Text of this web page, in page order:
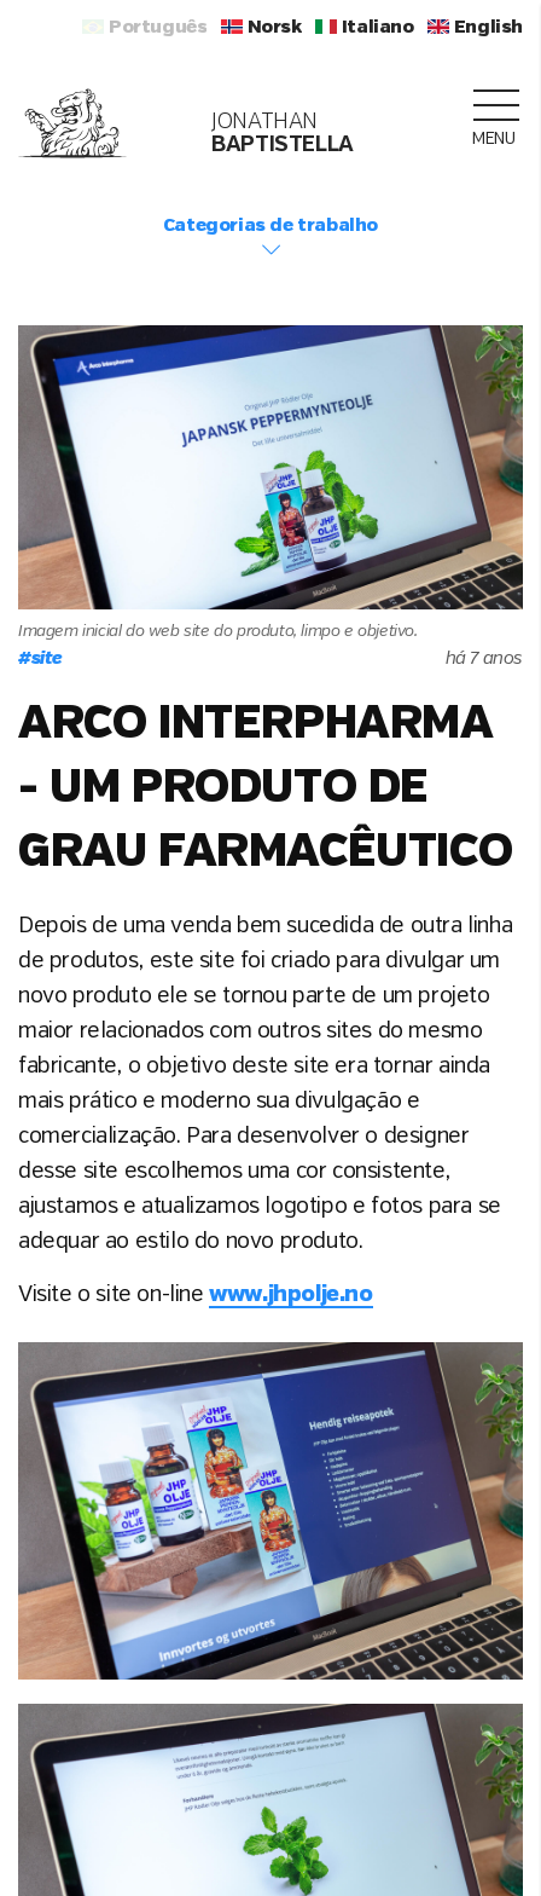
Português Norsk Italiano English
JONATHAN
BAPTISTELLA
MENU
Categorias de trabalho
Imagem inicial do web site do produto, limpo e objetivo.
há 7 anos
#site
ARCO INTERPHARMA
- UM PRODUTO DE
GRAU FARMACÊUTICO
Depois de uma venda bem sucedida de outra linha
de produtos, este site foi criado para divulgar um
novo produto ele se tornou parte de um projeto
maior relacionados com outros sites do mesmo
fabricante, o objetivo deste site era tornar ainda
mais prático e moderno sua divulgação e
comercialização. Para desenvolver o designer
desse site escolhemos uma cor consistente,
ajustamos e atualizamos logotipo e fotos para se
adequar ao estilo do novo produto.
Visite o site on-linewww.jhpolje.no